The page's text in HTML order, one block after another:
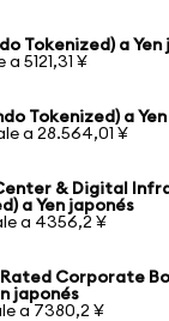
Tokenized) a Yen
5121,31 ¥
Tokenized) a
a 28.564,01 ¥
& Digital
a Yen japonés
a 4356,2 ¥
Corporate
japonés
a 7380,2 ¥